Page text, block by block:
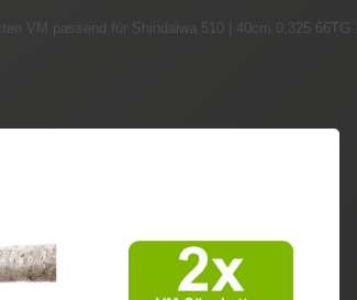
VM passend für Shindaiwa 510 | 40cm 0.325 66TG